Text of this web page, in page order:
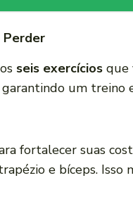
Perder
seis exercícios que
um treino
fortalecer suas
e bíceps. Isso